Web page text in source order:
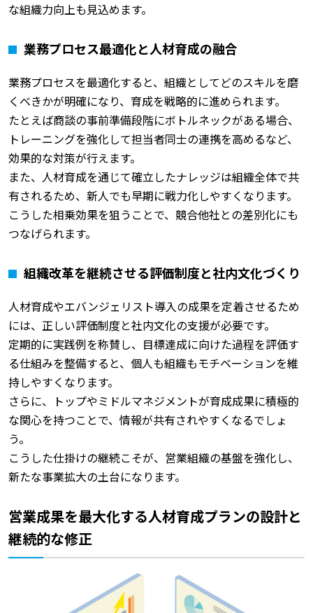
な組織力向上も見込めます。
業務プロセス最適化と人材育成の融合
業務プロセスを最適化すると、組織としてどのスキルを磨
くべきかが明確になり、育成を戦略的に進められます。
たとえば商談の事前準備段階にボトルネックがある場合、
トレーニングを強化して担当者同士の連携を高めるなど、
効果的な対策が行えます。
また、人材育成を通じて確立したナレッジは組織全体で共
有されるため、新人でも早期に戦力化しやすくなります。
こうした相乗効果を狙うことで、競合他社との差別化にも
つなげられます。
組織改革を継続させる評価制度と社内文化づくり
人材育成やエバンジェリスト導入の成果を定着させるため
には、正しい評価制度と社内文化の支援が必要です。
定期的に実践例を称賛し、目標達成に向けた過程を評価す
る仕組みを整備すると、個人も組織もモチベーションを維
持しやすくなります。
さらに、トップやミドルマネジメントが育成成果に積極的
な関心を持つことで、情報が共有されやすくなるでしょ
う。
こうした仕掛けの継続こそが、営業組織の基盤を強化し、
新たな事業拡大の土台になります。
営業成果を最大化する人材育成プランの設計と
継続的な修正